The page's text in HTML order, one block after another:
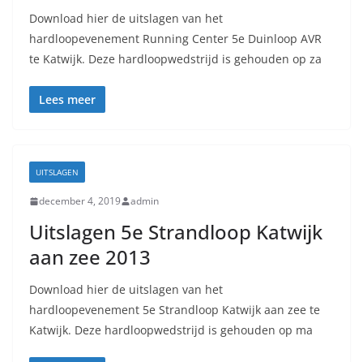
Download hier de uitslagen van het
hardloopevenement Running Center 5e Duinloop AVR
te Katwijk. Deze hardloopwedstrijd is gehouden op za
Lees meer
UITSLAGEN
december 4, 2019 admin
Uitslagen 5e Strandloop Katwijk
aan zee 2013
Download hier de uitslagen van het
hardloopevenement 5e Strandloop Katwijk aan zee te
Katwijk. Deze hardloopwedstrijd is gehouden op ma